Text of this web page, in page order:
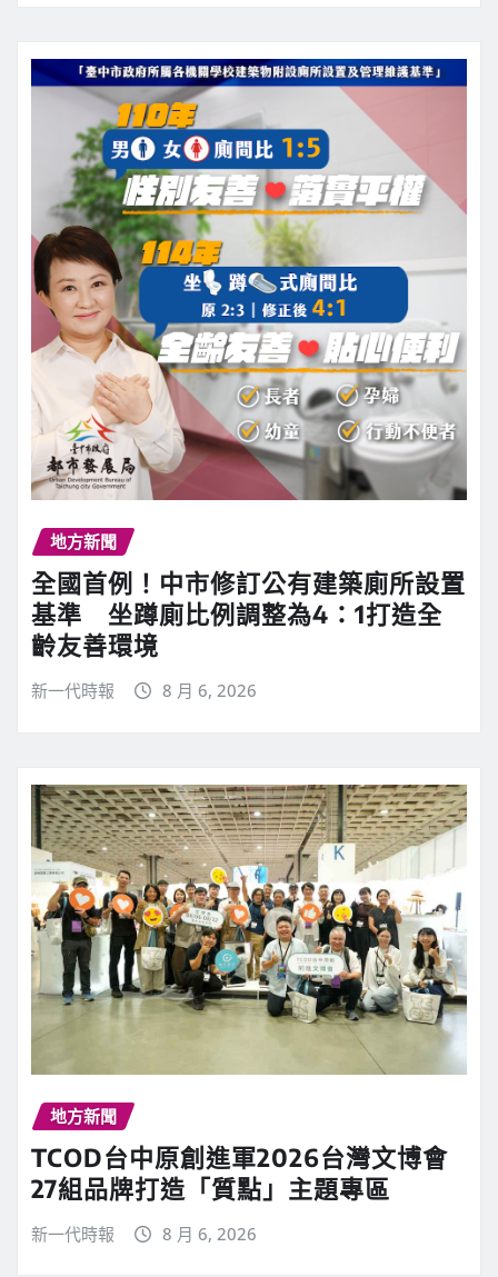
地方新聞
全國首例！中市修訂公有建築廁所設置
基準 坐蹲廁比例調整為4：1打造全
齡友善環境
新一代時報 8 月 6, 2026
地方新聞
TCOD台中原創進軍2026台灣文博會
27組品牌打造「質點」主題專區
新一代時報 8 月 6, 2026